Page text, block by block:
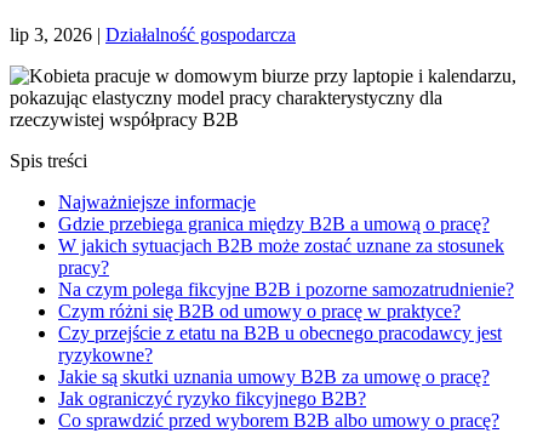
lip 3, 2026 Działalność gospodarcza
Spis treści
Najważniejsze informacje
Gdzie przebiega granica między B2B a umową o pracę?
W jakich sytuacjach B2B może zostać uznane za stosunek
pracy?
Na czym polega fikcyjne B2B i pozorne samozatrudnienie?
Czym różni się B2B od umowy o pracę w praktyce?
Czy przejście z etatu na B2B u obecnego pracodawcy jest
ryzykowne?
Jakie są skutki uznania umowy B2B za umowę o pracę?
Jak ograniczyć ryzyko fikcyjnego B2B?
Co sprawdzić przed wyborem B2B albo umowy o pracę?